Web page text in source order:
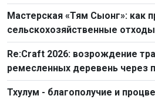
городов
Мастерская «Тям Сыонг»: как
сельскохозяйственные
искусства
Re:Craft 2026: возрождение
ремесленных деревень через
творчества
Тхулум - благополучие и